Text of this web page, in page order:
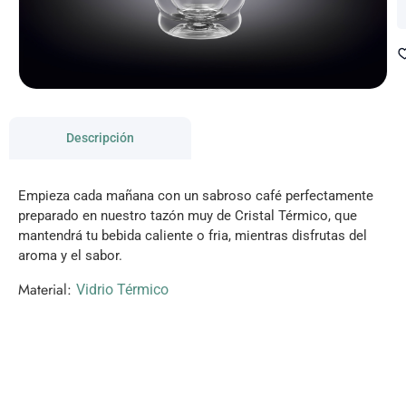
Descripción
Empieza cada mañana con un sabroso café perfectamente
preparado en nuestro tazón muy de Cristal Térmico, que
mantendrá tu bebida caliente o fria, mientras disfrutas del
aroma y el sabor.
Material: Vidrio Térmico